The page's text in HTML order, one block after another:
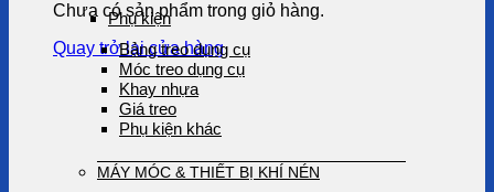
Chưa có sản phẩm trong giỏ hàng.
Quay trở lại cửa hàng
Phụ kiện
Bảng treo dụng cụ
Móc treo dụng cụ
Khay nhựa
Giá treo
Phụ kiện khác
MÁY MÓC & THIẾT BỊ KHÍ NÉN